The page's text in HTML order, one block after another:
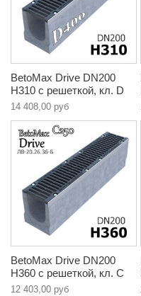
BetoMax Drive DN200
H310 с решеткой, кл. D
14 408,00 руб
BetoMax Drive DN200
H360 с решеткой, кл. C
12 403,00 руб